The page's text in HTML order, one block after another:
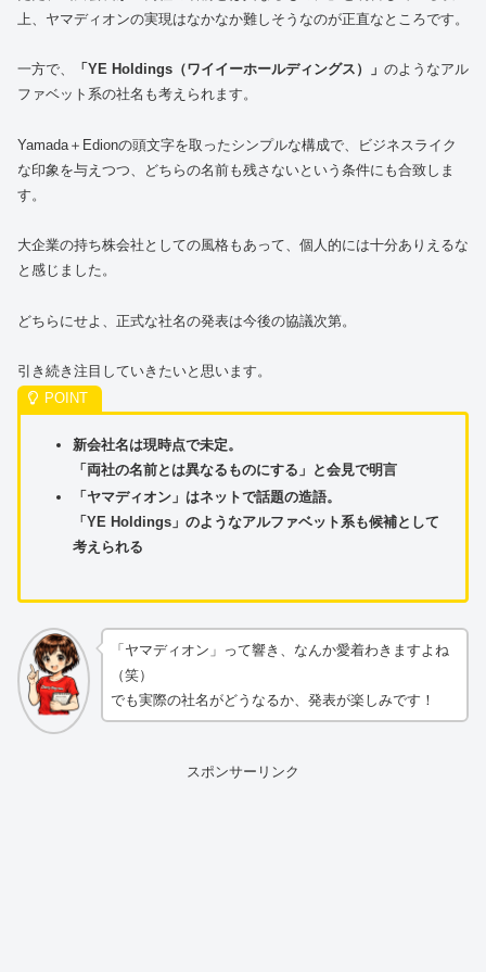
上、ヤマディオンの実現はなかなか難しそうなのが正直なところです。
一方で、 「YE Holdings（ワイイーホールディングス）」 のようなアル
ファベット系の社名も考えられます。
Yamada＋Edionの頭文字を取ったシンプルな構成で、ビジネスライク
な印象を与えつつ、どちらの名前も残さないという条件にも合致しま
す。
大企業の持ち株会社としての風格もあって、個人的には十分ありえるな
と感じました。
どちらにせよ、正式な社名の発表は今後の協議次第。
引き続き注目していきたいと思います。
新会社名は現時点で未定。
「両社の名前とは異なるものにする」と会見で明言
「ヤマディオン」はネットで話題の造語。
「YE Holdings」のようなアルファベット系も候補として
考えられる
「ヤマディオン」って響き、なんか愛着わきますよね
（笑）
でも実際の社名がどうなるか、発表が楽しみです！
スポンサーリンク